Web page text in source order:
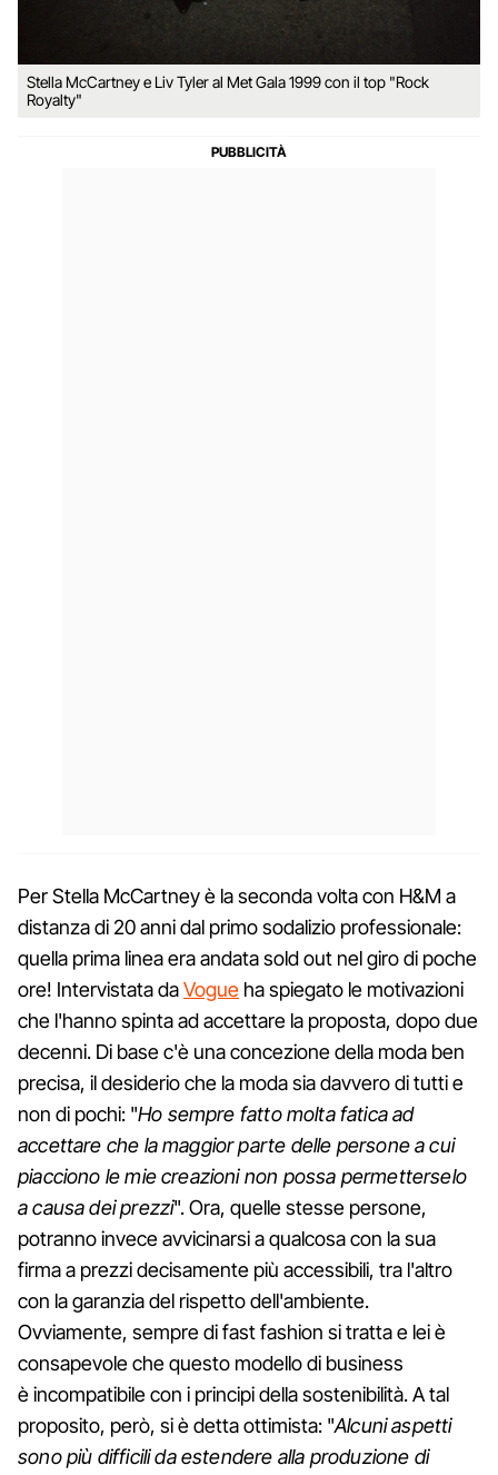
Stella McCartney e Liv Tyler al Met Gala 1999 con il top "Rock
Royalty"
Per Stella McCartney è la seconda volta con H&M a
distanza di 20 anni dal primo sodalizio professionale:
quella prima linea era andata sold out nel giro di poche
ore! Intervistata daVogue ha spiegato le motivazioni
che l'hanno spinta ad accettare la proposta, dopo due
decenni. Di base c'è una concezione della moda ben
precisa, il desiderio che la moda sia davvero di tutti e
non di pochi: "Ho sempre fatto molta fatica ad
accettare che la maggior parte delle persone a cui
piacciono le mie creazioni non possa permetterselo
a causa dei prezzi". Ora, quelle stesse persone,
potranno invece avvicinarsi a qualcosa con la sua
firma a prezzi decisamente più accessibili, tra l'altro
con la garanzia del rispetto dell'ambiente.
Ovviamente, sempre di fast fashion si tratta e lei è
consapevole che questo modello di business
è incompatibile con i principi della sostenibilità. A tal
proposito, però, si è detta ottimista: "Alcuni aspetti
sono più difficili da estendere alla produzione di